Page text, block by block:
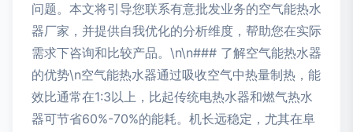
问题。本文将引导您联系有意批发业务的空气能热水
器厂家，并提供自我优化的分析维度，帮助您在实际
需求下咨询和比较产品。\n\n### 了解空气能热水器
的优势\n空气能热水器通过吸收空气中热量制热，能
效比通常在1:3以上，比起传统电热水器和燃气热水
器可节省60%-70%的能耗。机长远稳定，尤其在阜